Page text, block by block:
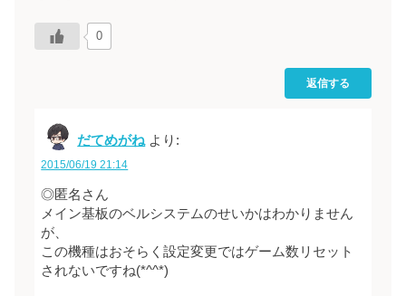
0
返信する
だてめがね より:
2015/06/19 21:14
◎匿名さん
メイン基板のベルシステムのせいかはわかりません
が、
この機種はおそらく設定変更ではゲーム数リセット
されないですね(*^^*)